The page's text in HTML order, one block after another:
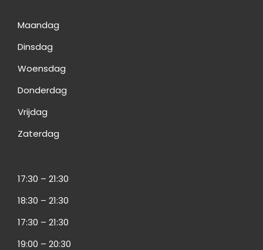
Maandag
Dinsdag
Woensdag
Donderdag
Vrijdag
Zaterdag
17:30 – 21:30
18:30 – 21:30
17:30 – 21:30
19:00 – 20:30